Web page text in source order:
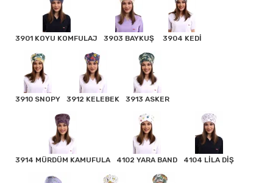
3901 KOYU KOMFULAJ 3903 BAYKUŞ 3904 KEDİ
3910 SNOPY 3912 KELEBEK 3913 ASKER
3914 MÜRDÜM KAMUFULA 4102 YARA BAND 4104 LİLA DİŞ